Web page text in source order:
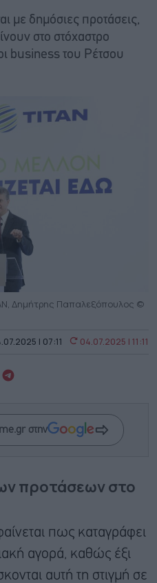
με δημόσιες προτάσεις,
στο στόχαστρο
business του Ρέτσου
Δημήτρης Παπαλεξόπουλος ©
| 07:11 04.07.2025 | 11:11
στην
προτάσεων στο
πως καταγράφει
αγορά, καθώς έξι
αυτή τη στιγμή σε